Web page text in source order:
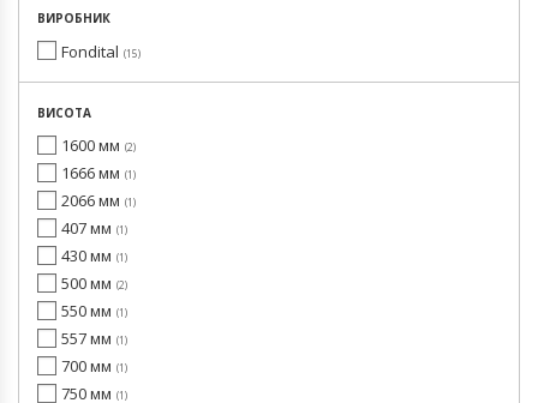
ВИРОБНИК
Fondital 15
ВИСОТА
1600 мм 2
1666 мм 1
2066 мм 1
407 мм 1
430 мм 1
500 мм 2
550 мм 1
557 мм 1
700 мм 1
750 мм 1